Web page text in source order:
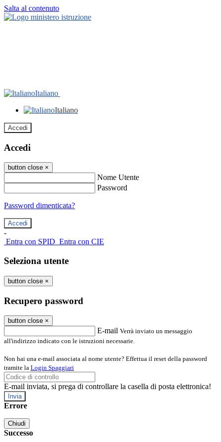
Salta al contenuto
Italiano
Italiano
Accedi
Accedi
button close ×
Nome Utente
Password
Password dimenticata?
-
Entra con SPID Entra con CIE
Seleziona utente
button close ×
Recupero password
button close ×
E-mail Verrà inviato un messaggio
all'indirizzo indicato con le istruzioni necessarie.
Non hai una e-mail associata al nome utente? Effettua il reset della password
tramite la Login Spaggiari
E-mail inviata, si prega di controllare la casella di posta elettronica!
Errore
Chiudi
Successo